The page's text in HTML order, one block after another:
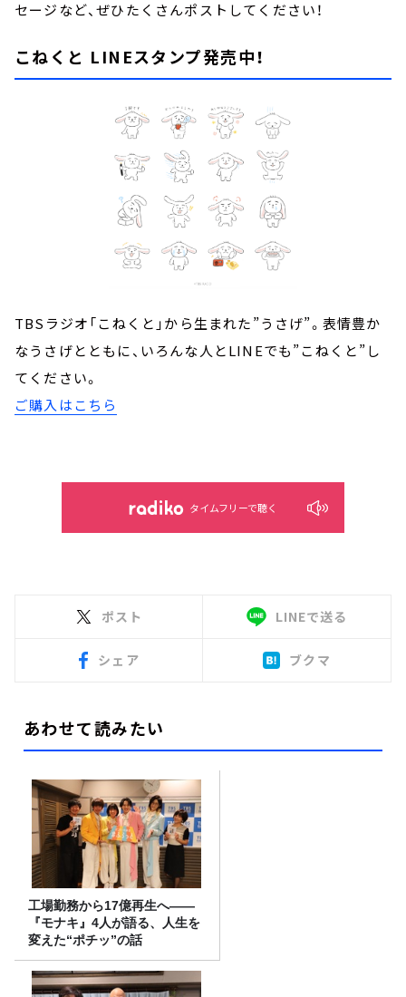
セージなど、ぜひたくさんポストしてください！
こねくと LINEスタンプ発売中！
TBSラジオ「こねくと」から生まれた”うさげ”。表情豊か
なうさげとともに、いろんな人とLINEでも”こねくと”し
てください。
ご購入はこちら
タイムフリーで聴く
ポスト LINEで送る
シェア ブクマ
あわせて読みたい
工場勤務から17億再生へ——
『モナキ』4人が語る、人生を
変えた“ポチッ”の話